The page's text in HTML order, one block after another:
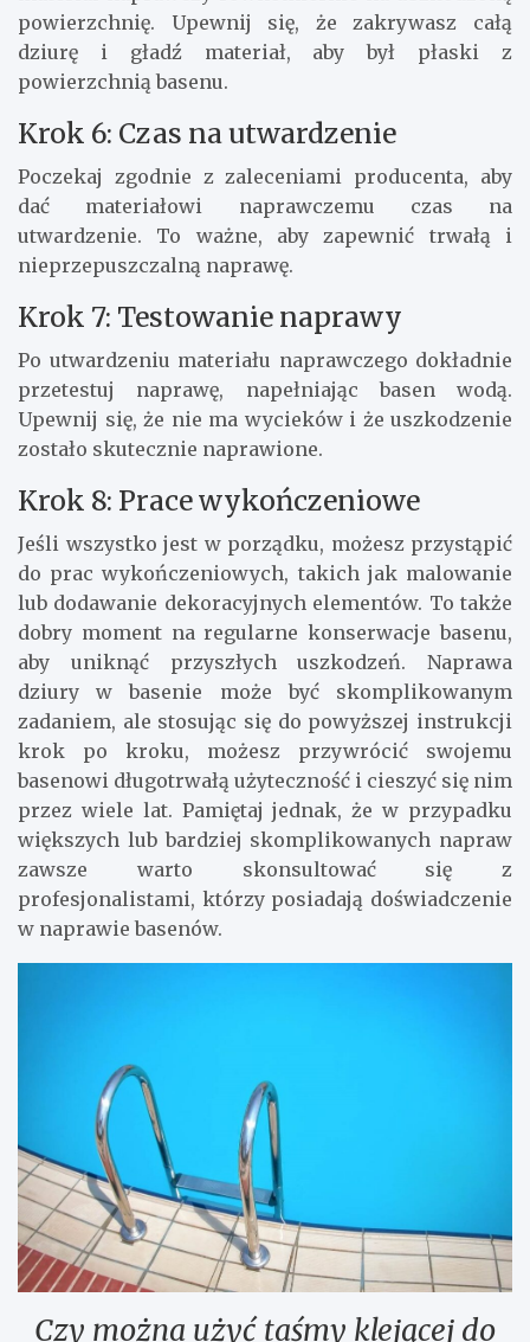
powierzchnię. Upewnij się, że zakrywasz całą
dziurę i gładź materiał, aby był płaski z
powierzchnią basenu.
Krok 6: Czas na utwardzenie
Poczekaj zgodnie z zaleceniami producenta, aby
dać materiałowi naprawczemu czas na
utwardzenie. To ważne, aby zapewnić trwałą i
nieprzepuszczalną naprawę.
Krok 7: Testowanie naprawy
Po utwardzeniu materiału naprawczego dokładnie
przetestuj naprawę, napełniając basen wodą.
Upewnij się, że nie ma wycieków i że uszkodzenie
zostało skutecznie naprawione.
Krok 8: Prace wykończeniowe
Jeśli wszystko jest w porządku, możesz przystąpić
do prac wykończeniowych, takich jak malowanie
lub dodawanie dekoracyjnych elementów. To także
dobry moment na regularne konserwacje basenu,
aby uniknąć przyszłych uszkodzeń. Naprawa
dziury w basenie może być skomplikowanym
zadaniem, ale stosując się do powyższej instrukcji
krok po kroku, możesz przywrócić swojemu
basenowi długotrwałą użyteczność i cieszyć się nim
przez wiele lat. Pamiętaj jednak, że w przypadku
większych lub bardziej skomplikowanych napraw
zawsze warto skonsultować się z
profesjonalistami, którzy posiadają doświadczenie
w naprawie basenów.
Czy można użyć taśmy klejącej do